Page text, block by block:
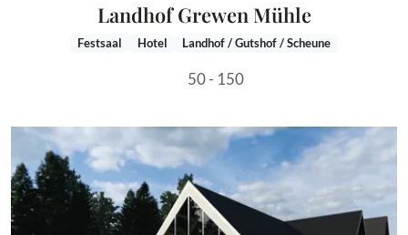
Landhof Grewen Mühle
Festsaal Hotel Landhof / Gutshof / Scheune
50 - 150